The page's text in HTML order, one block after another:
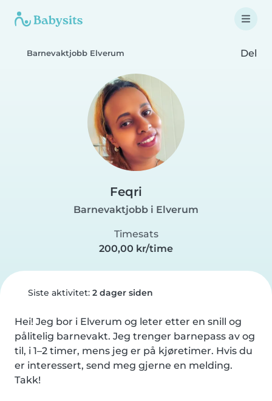
Barnevaktjobb Elverum Del
Feqri
Barnevaktjobb i Elverum
Timesats
200,00 kr/time
Siste aktivitet: 2 dager siden
Hei! Jeg bor i Elverum og leter etter en snill og
pålitelig barnevakt. Jeg trenger barnepass av og
til, i 1–2 timer, mens jeg er på kjøretimer. Hvis du
er interessert, send meg gjerne en melding.
Takk!